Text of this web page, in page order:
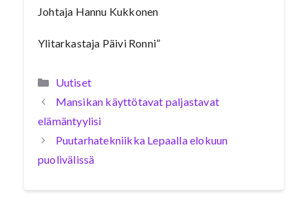
Johtaja Hannu Kukkonen
Ylitarkastaja Päivi Ronni”
Kategoriat
Uutiset
Mansikan käyttötavat paljastavat
elämäntyylisi
Puutarhatekniikka Lepaalla elokuun
puolivälissä